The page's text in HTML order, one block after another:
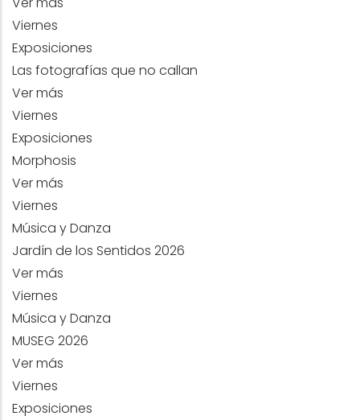
Viernes
Exposiciones
Las fotografías que no callan
Ver más
Viernes
Exposiciones
Morphosis
Ver más
Viernes
Música y Danza
Jardín de los Sentidos 2026
Ver más
Viernes
Música y Danza
MUSEG 2026
Ver más
Viernes
Exposiciones